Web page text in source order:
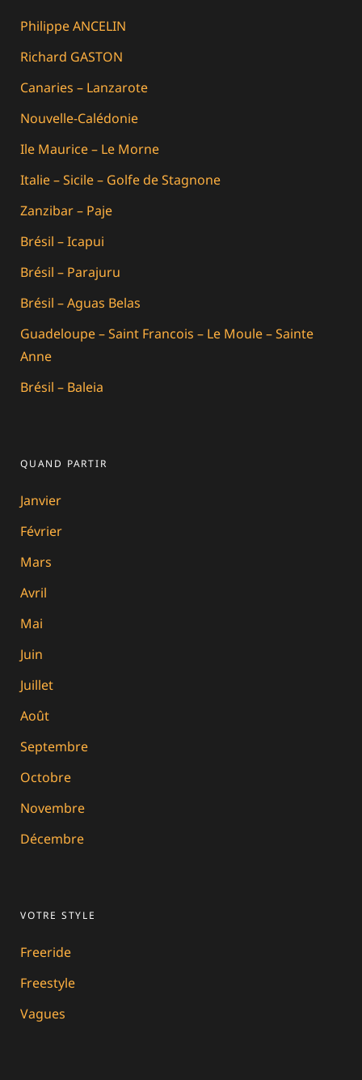
Philippe ANCELIN
Richard GASTON
Canaries – Lanzarote
Nouvelle-Calédonie
Ile Maurice – Le Morne
Italie – Sicile – Golfe de Stagnone
Zanzibar – Paje
Brésil – Icapui
Brésil – Parajuru
Brésil – Aguas Belas
Guadeloupe – Saint Francois – Le Moule – Sainte
Anne
Brésil – Baleia
QUAND PARTIR
Janvier
Février
Mars
Avril
Mai
Juin
Juillet
Août
Septembre
Octobre
Novembre
Décembre
VOTRE STYLE
Freeride
Freestyle
Vagues